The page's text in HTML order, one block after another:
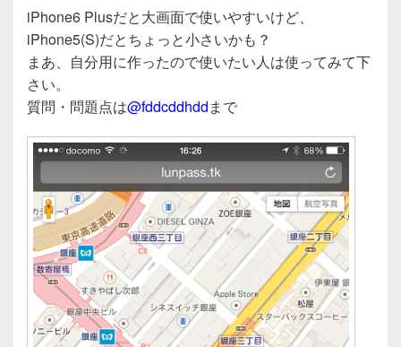
iPhone6 Plusだと大画面で使いやすいけど、
iPhone5(S)だとちょっと小さいかも？
まあ、自分用に作ったので使いたい人は使ってみて下
さい。
質問・問題点は@fddcddhddまで